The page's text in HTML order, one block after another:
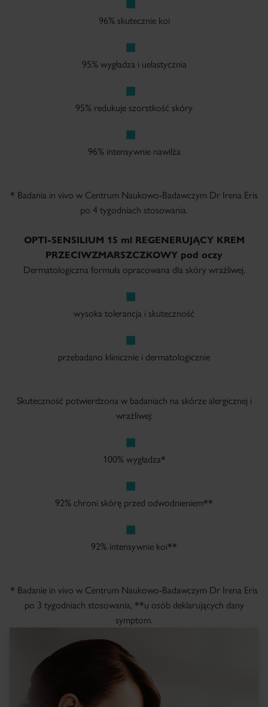
96% skutecznie koi
95% wygładza i uelastycznia
95% redukuje szorstkość skóry
96% intensywnie nawilża
* Badania in vivo w Centrum Naukowo-Badawczym Dr Irena Eris
po 4 tygodniach stosowania.
OPTI-SENSILIUM 15 ml REGENERUJĄCY KREM
PRZECIWZMARSZCZKOWY pod oczy
Dermatologiczna formuła opracowana dla skóry wrażliwej.
wysoka tolerancja i skuteczność
przebadano klinicznie i dermatologicznie
Skuteczność potwierdzona w badaniach na skórze alergicznej i
wrażliwej:
100% wygładza*
92% chroni skórę przed odwodnieniem**
92% intensywnie koi**
* Badanie in vivo w Centrum Naukowo-Badawczym Dr Irena Eris
po 3 tygodniach stosowania, **u osób deklarujących dany
symptom.